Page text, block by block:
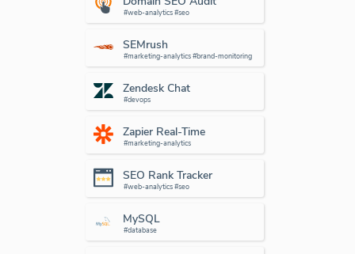
#web-analytics #seo
SEMrush
#marketing-analytics #brand-monitoring
Zendesk Chat
#devops
Zapier Real-Time
#marketing-analytics
SEO Rank Tracker
#web-analytics #seo
MySQL
#database